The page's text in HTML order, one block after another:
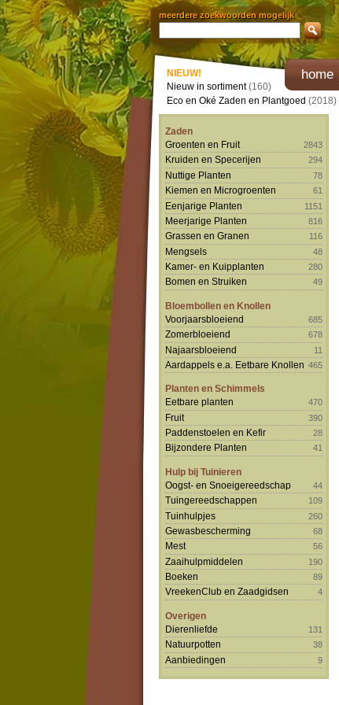
meerdere zoekwoorden mogelijk
home
NIEUW!
Nieuw in sortiment(160)
Eco en Oké Zaden en Plantgoed (2018)
Zaden
Groenten en Fruit
2843
Kruiden en Specerijen 294
Nuttige Planten 78
Kiemen en Microgroenten 61
Eenjarige Planten 1151
Meerjarige Planten 816
Grassen en Granen 116
Mengsels 48
Kamer- en Kuipplanten 280
Bomen en Struiken 49
Bloembollen en Knollen
Voorjaarsbloeiend
685
Zomerbloeiend 678
Najaarsbloeiend 11
Aardappels e.a. Eetbare Knollen 465
Planten en Schimmels
Eetbare planten
470
Fruit 390
Paddenstoelen en Kefir 28
Bijzondere Planten 41
Hulp bij Tuinieren
Oogst- en Snoeigereedschap
44
Tuingereedschappen 109
Tuinhulpjes 260
Gewasbescherming 68
Mest 56
Zaaihulpmiddelen 190
Boeken 89
VreekenClub en Zaadgidsen 4
Overigen
Dierenliefde
131
Natuurpotten 38
Aanbiedingen 9